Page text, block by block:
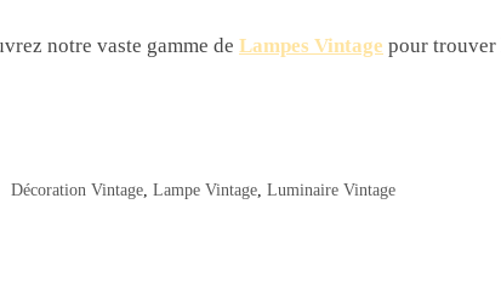
notre vaste gamme deLampes Vintage pour
Décoration Vintage Lampe Vintage Luminaire Vintage